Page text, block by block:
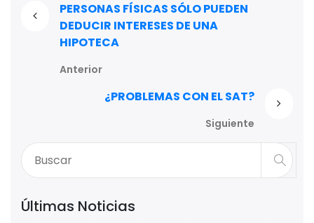
PERSONAS FÍSICAS SÓLO PUEDEN
DEDUCIR INTERESES DE UNA
HIPOTECA
Anterior
¿PROBLEMAS CON EL SAT?
Siguiente
Últimas Noticias